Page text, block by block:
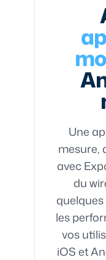
Une
mesure,
avec
du
les
vos
iOS et